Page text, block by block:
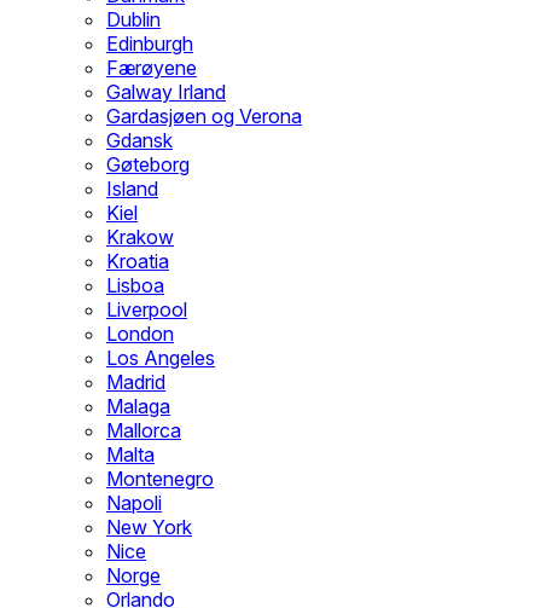
Dublin
Edinburgh
Færøyene
Galway Irland
Gardasjøen og Verona
Gdansk
Gøteborg
Island
Kiel
Krakow
Kroatia
Lisboa
Liverpool
London
Los Angeles
Madrid
Malaga
Mallorca
Malta
Montenegro
Napoli
New York
Nice
Norge
Orlando